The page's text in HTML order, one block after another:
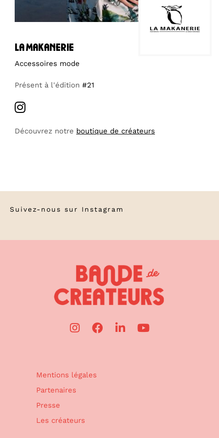
la makanerie
Accessoires mode
Présent à l'édition #21
Découvrez notre boutique de créateurs
Suivez-nous sur Instagram
Mentions légales
Partenaires
Presse
Les créateurs